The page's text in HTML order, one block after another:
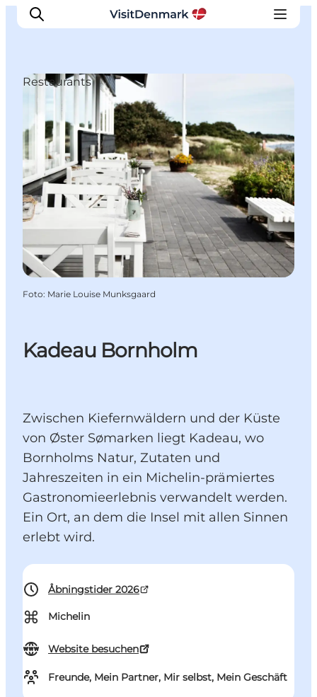
Inspiration
Regionen
Erlebnisse
Unterkünfte
Reiseplanung
Kadeau Bornholm
Zwischen Kiefernwäldern und der Küste
von Øster Sømarken liegt Kadeau, wo
Bornholms Natur, Zutaten und
Jahreszeiten in ein Michelin-prämiertes
Gastronomieerlebnis verwandelt werden.
Ein Ort, an dem die Insel mit allen Sinnen
erlebt wird.
Åbningstider 2026
⌘ Michelin
Website besuchen
Freunde, Mein Partner, Mir selbst, Mein Geschäft
Restaurants
Foto: Marie Louise Munksgaard